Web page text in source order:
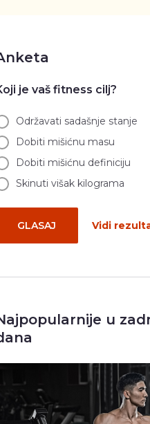
je vaš fitness cilj?
Održavati sadašnje stanje
Dobiti mišićnu masu
Dobiti mišićnu definiciju
Skinuti višak kilograma
GLASAJ Vidi
u